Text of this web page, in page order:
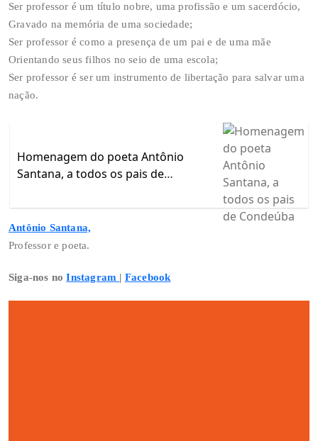
Ser professor é um título nobre, uma profissão e um sacerdócio,
Gravado na memória de uma sociedade;
Ser professor é como a presença de um pai e de uma mãe
Orientando seus filhos no seio de uma escola;
Ser professor é ser um instrumento de libertação para salvar uma
nação.
Homenagem do poeta Antônio
Santana, a todos os pais de
Antônio Santana,
Professor e poeta.
Siga-nos noInstagram | Facebook